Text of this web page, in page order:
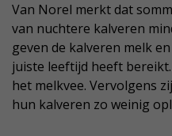
Van Norel merkt dat
van nuchtere kalveren
geven de kalveren melk
juiste leeftijd heeft
het melkvee. Vervolgens
hun kalveren zo weinig